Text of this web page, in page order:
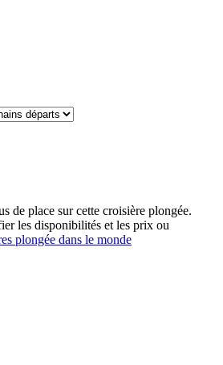
de place sur cette croisière plongée.
les disponibilités et les prix ou
plongée dans le monde